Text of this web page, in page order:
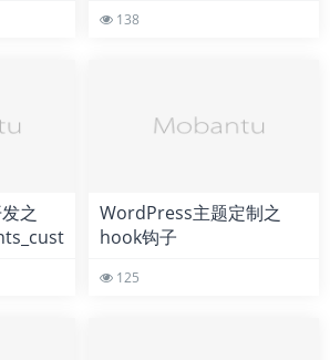
用教程
138
之
WordPress主题定制之
hook钩子
法详解
125